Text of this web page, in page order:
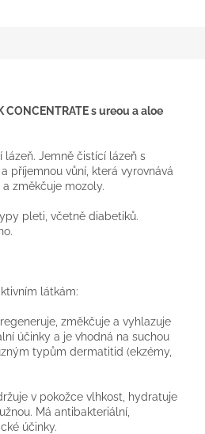
CONCENTRATE s ureou a aloe
lázeň. Jemně čistící lázeň s
příjemnou vůní, která vyrovnává
změkčuje mozoly.
pleti, včetně diabetiků.
látkám:
změkčuje a vyhlazuje
účinky a je vhodná na suchou
typům dermatitid (ekzémy,
v pokožce vlhkost, hydratuje
Má antibakteriální,
účinky.